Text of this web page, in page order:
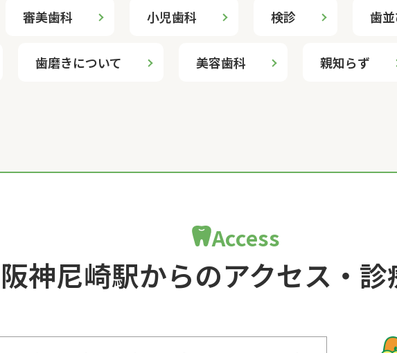
審美歯科 小児歯科 検診 歯
歯磨きについて 美容歯科 親知らず
Access
阪神尼崎駅からのアクセス・診